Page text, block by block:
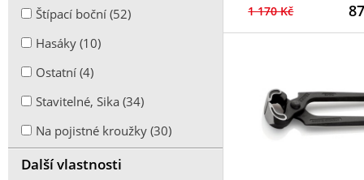
1 170 Kč
100mm (2)
160mm (14)
170mm (1)
210mm (3)
190mm (1)
225mm (3)
Štípací boční (52)
Hasáky (10)
Ostatní (4)
Stavitelné, Sika (34)
Na pojistné kroužky (30)
Štípací čelní (13)
Další vlastnosti